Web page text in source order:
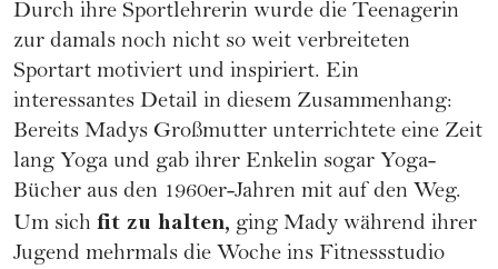
Durch ihre Sportlehrerin wurde die Teenagerin
zur damals noch nicht so weit verbreiteten
Sportart motiviert und inspiriert. Ein
interessantes Detail in diesem Zusammenhang:
Bereits Madys Großmutter unterrichtete eine Zeit
lang Yoga und gab ihrer Enkelin sogar Yoga-
Bücher aus den 1960er-Jahren mit auf den Weg.
Um sich fit zu halten, ging Mady während ihrer
Jugend mehrmals die Woche ins Fitnessstudio